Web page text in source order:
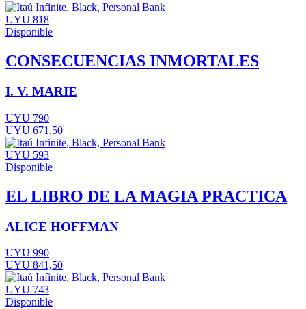
UYU 818
Disponible
CONSECUENCIAS INMORTALES
I. V. MARIE
UYU 790
UYU 671,50
UYU 593
Disponible
EL LIBRO DE LA MAGIA PRACTICA
ALICE HOFFMAN
UYU 990
UYU 841,50
UYU 743
Disponible